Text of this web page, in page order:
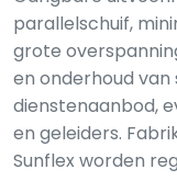
parallelschuif,
grote
en onderhoud
dienstenaanbod,
en geleiders.
Sunflex worden